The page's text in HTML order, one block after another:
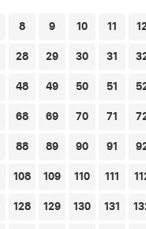
8 9 10 11
28 29 30 31
48 49 50 51
68 69 70 71
88 89 90 91
108 109 110 111
128 129 130 131